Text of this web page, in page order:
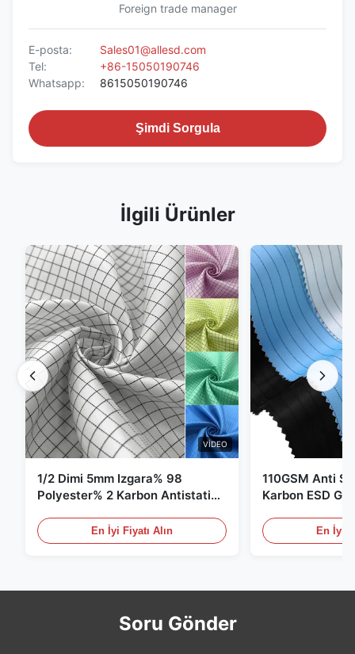
Foreign trade manager
E-posta:
Sales01@allesd.com
Tel:
+86-15050190746
Whatsapp:
8615050190746
Şimdi Sorgula
İlgili Ürünler
VIDEO
1/2 Dimi 5mm Izgara% 98
Polyester% 2 Karbon Antistatik
En İyi Fiyatı Alın
110GSM Anti
Karbon ESD
En İyi
Soru Gönder